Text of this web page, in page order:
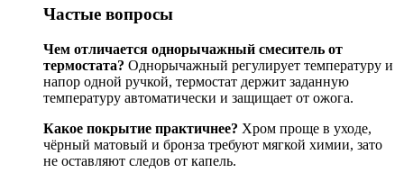
Частые вопросы
Чем отличается однорычажный смеситель от
термостата? Однорычажный регулирует температуру и
напор одной ручкой, термостат держит заданную
температуру автоматически и защищает от ожога.
Какое покрытие практичнее? Хром проще в уходе,
чёрный матовый и бронза требуют мягкой химии, зато
не оставляют следов от капель.